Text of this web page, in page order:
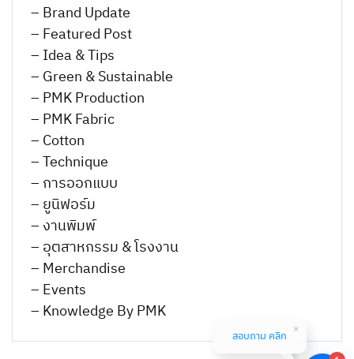
– Brand Update
– Featured Post
– Idea & Tips
– Green & Sustainable
– PMK Production
– PMK Fabric
– Cotton
– Technique
– การออกแบบ
– ยูนิฟอร์ม
– งานพิมพ์
– อุตสาหกรรม & โรงงาน
– Merchandise
– Events
– Knowledge By PMK
สอบถาม คลิก